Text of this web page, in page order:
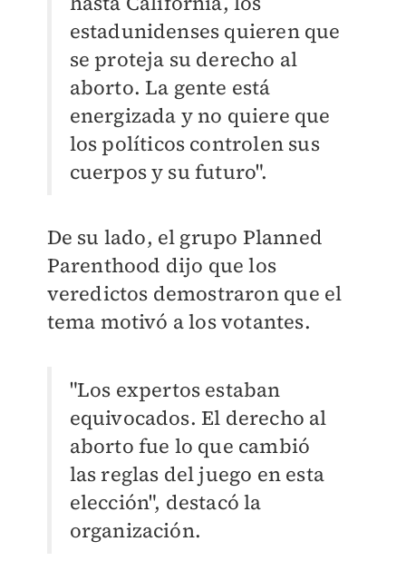
estadunidenses quieren que
se proteja su derecho al
aborto. La gente está
energizada y no quiere que
los políticos controlen sus
cuerpos y su futuro".
De su lado, el grupo Planned
Parenthood dijo que los
veredictos demostraron que el
tema motivó a los votantes.
"Los expertos estaban
equivocados. El derecho al
aborto fue lo que cambió
las reglas del juego en esta
elección", destacó la
organización.